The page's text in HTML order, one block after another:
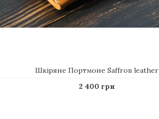
Шкіряне Портмоне Saffron leather
2 400 грн